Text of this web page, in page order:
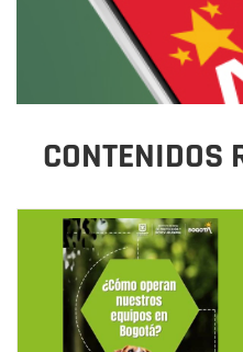
CONTENIDOS